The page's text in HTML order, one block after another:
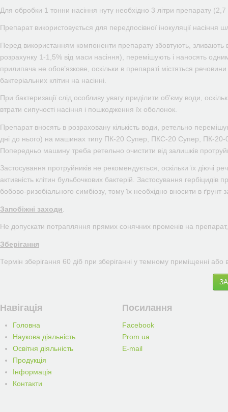
Для обробки 1 тонни насіння нуту необхідно 3 літри препарату
Препарат використовується для передпосівної інокуляції
Перед використанням компоненти препарату збовтують, зливають
розрахунку 1-1,5% від маси насіння), перемішують і наносять
прилипача не обов’язкове, оскільки в препараті містяться
бактеріальних клітин на насінні.
При бактеризації слід особливу увагу приділити об’єму води,
втрати сипучості насіння і пошкодження їх оболонок.
Препарат вносять в розраховану кількість води, ретельно
дні до нього) на машинах типу ПК-20 Супер, ПКС-20 Супер, ПК-20-
Попередньо машину треба ретельно очистити від залишків
Застосування протруйників не рекомендується, оскільки їх діючі
активність клітин бульбочкових бактерій. Застосування
бобово-ризобіального симбіозу, тому їх необхідно вносити в ґрунт
Запобіжні заходи
Не допускати потрапляння прямих сонячних променів на препарат,
Зберігання
Термін зберігання 60 діб при зберіганні у темному приміщенні
Навігація
Головна
Наукова діяльність
Освітня діяльність
Продукція
Iнформацiя
Контакти
Посилання
Facebook
Prom.ua
E-mail